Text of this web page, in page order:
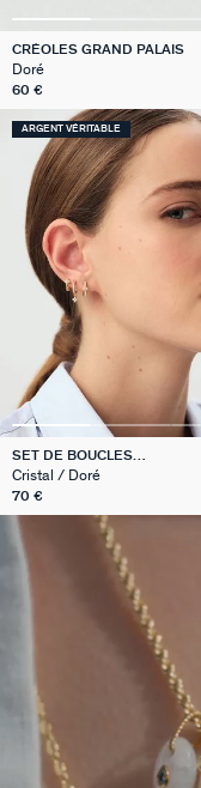
CRÉOLES GRAND PALAIS
Doré
60 €
ARGENT VÉRITABLE
SET DE BOUCLES
D'OREILLES BELOVED MIX &
MATCH
Cristal / Doré
70 €